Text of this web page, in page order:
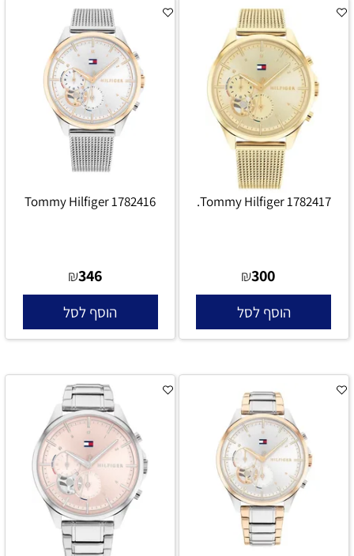
Tommy Hilfiger 1782417.
₪300
הוסף לסל
Tommy Hilfiger 1782416
₪346
הוסף לסל